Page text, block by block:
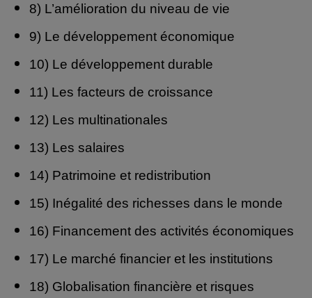
8) L’amélioration du niveau de vie
9) Le développement économique
10) Le développement durable
11) Les facteurs de croissance
12) Les multinationales
13) Les salaires
14) Patrimoine et redistribution
15) Inégalité des richesses dans le monde
16) Financement des activités économiques
17) Le marché financier et les institutions
18) Globalisation financière et risques